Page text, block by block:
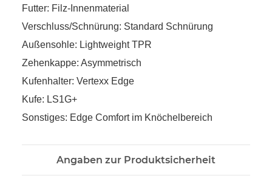
Futter: Filz-Innenmaterial
Verschluss/Schnürung: Standard Schnürung
Außensohle: Lightweight TPR
Zehenkappe: Asymmetrisch
Kufenhalter: Vertexx Edge
Kufe: LS1G+
Sonstiges: Edge Comfort im Knöchelbereich
Angaben zur Produktsicherheit